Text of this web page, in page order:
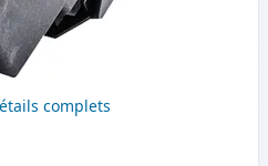
complets